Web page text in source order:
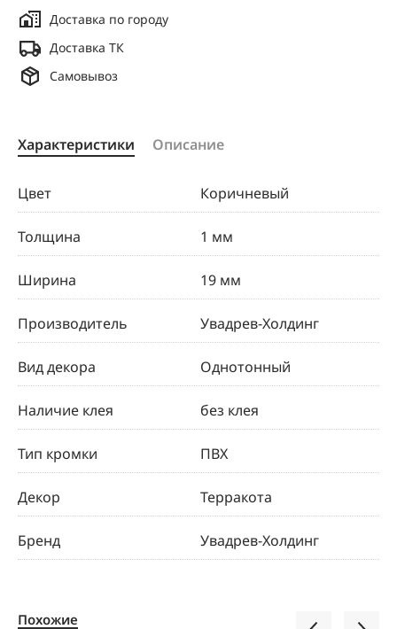
Доставка по городу
Доставка ТК
Самовывоз
Характеристики Описание
Цвет Коричневый
Толщина 1 мм
Ширина 19 мм
Производитель Увадрев-Холдинг
Вид декора Однотонный
Наличие клея без клея
Тип кромки ПВХ
Декор Терракота
Бренд Увадрев-Холдинг
Похожие